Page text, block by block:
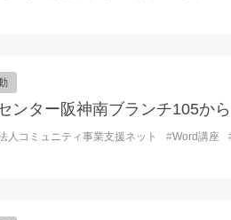
人コミュニティ事業支援ネット #Word講座